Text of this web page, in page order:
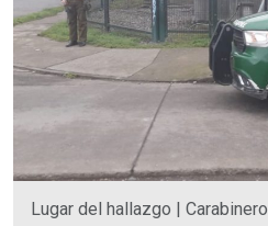
Lugar del hallazgo |